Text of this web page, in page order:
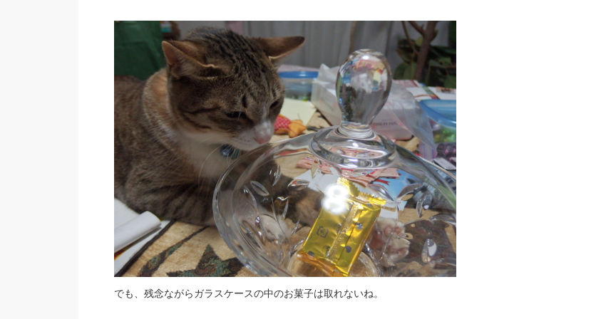
でも、残念ながらガラスケースの中のお菓子は取れないね。